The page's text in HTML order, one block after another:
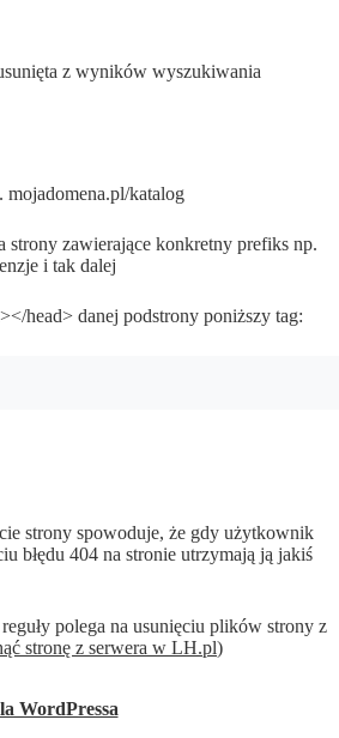
z wyników wyszukiwania
katalog
zawierające konkretny prefiks np.
i tak dalej
head> danej podstrony poniższy tag:
strony spowoduje, że gdy użytkownik
błędu 404 na stronie utrzymają ją jakiś
polega na usunięciu plików strony z
stronę z serwera w LH.pl)
WordPressa